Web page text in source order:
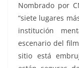
Nombrado por
“siete lugares
institución
escenario del
sitio está